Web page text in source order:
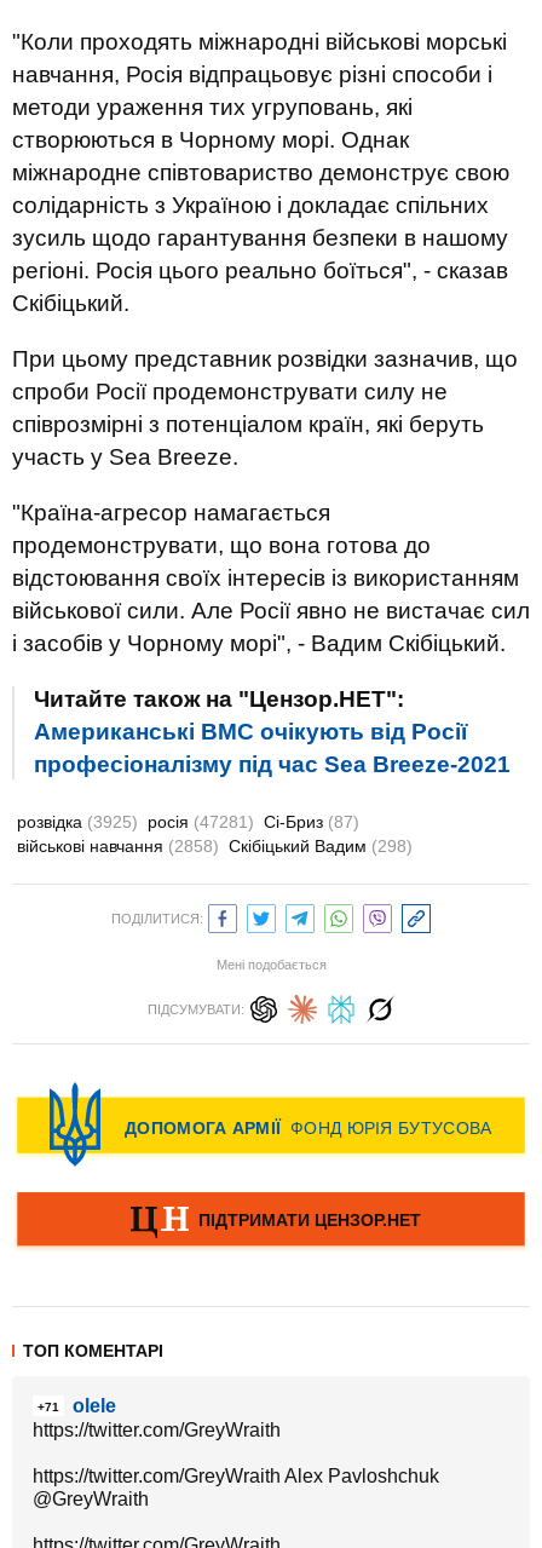
"Коли проходять міжнародні військові морські
навчання, Росія відпрацьовує різні способи і
методи ураження тих угруповань, які
створюються в Чорному морі. Однак
міжнародне співтовариство демонструє свою
солідарність з Україною і докладає спільних
зусиль щодо гарантування безпеки в нашому
регіоні. Росія цього реально боїться", - сказав
Скібіцький.
При цьому представник розвідки зазначив, що
спроби Росії продемонструвати силу не
співрозмірні з потенціалом країн, які беруть
участь у Sea Breeze.
"Країна-агресор намагається
продемонструвати, що вона готова до
відстоювання своїх інтересів із використанням
військової сили. Але Росії явно не вистачає сил
і засобів у Чорному морі", - Вадим Скібіцький.
Читайте також на "Цензор.НЕТ":
Американські ВМС очікують від Росії
професіоналізму під час Sea Breeze-2021
розвідка (3925) росія (47281) Сі-Бриз (87)
військові навчання (2858) Скібіцький Вадим (298)
ПОДІЛИТИСЯ:
Мені подобається
ПІДСУМУВАТИ:
ТОП КОМЕНТАРІ
+71
olele
https://twitter.com/GreyWraith
https://twitter.com/GreyWraith Alex Pavloshchuk
@GreyWraith